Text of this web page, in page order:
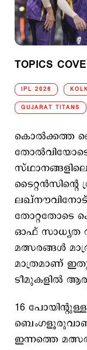
TOPICS
IPL 2026
GUJARAT TITANS
കൊല്‍ക്കത്ത
ടൈറ്റന്‍സിന്‍റെ
തോറ്റതോടെ
ഓഫ് സാധ്യത
മത്സരങ്ങള്‍
മാത്രമാണ്
ടീമുകളില്‍ ആരും
16
ബെംഗളൂരുവാണ്
ഇന്നത്തെ